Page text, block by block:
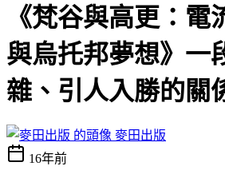
《梵谷與高更：電
與烏托邦夢想》一
雜、引人入勝的關
麥田出版
16年前